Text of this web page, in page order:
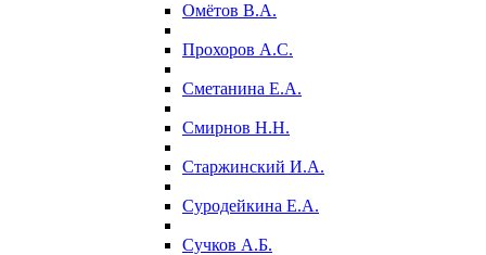
Омётов В.А.
Прохоров А.С.
Сметанина Е.А.
Смирнов Н.Н.
Старжинский И.А.
Суродейкина Е.А.
Сучков А.Б.